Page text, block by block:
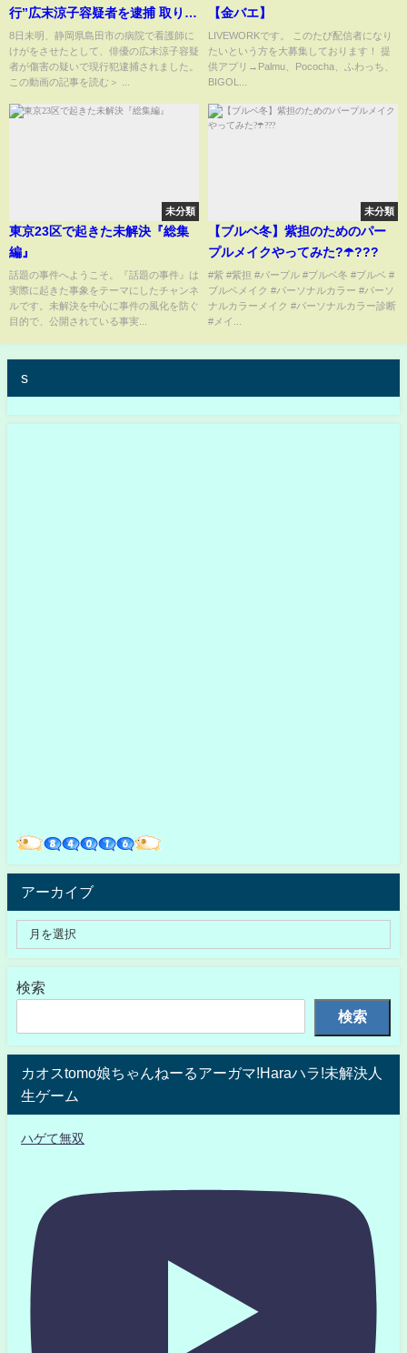
行”広末涼子容疑者を逮捕 取り調
べ中の様子は…
8日未明、静岡県島田市の病院で看護師に
けがをさせたとして、俳優の広末涼子容疑
者が傷害の疑いで現行犯逮捕されました。
この動画の記事を読む＞ ...
【金バエ】
LIVEWORKです。 このたび配信者になり
たいという方を大募集しております！ 提
供アプリ→Palmu、Pococha、ふわっち、
BIGOL...
未分類
東京23区で起きた未解決『総集
編』
話題の事件へようこそ。『話題の事件』は
実際に起きた事象をテーマにしたチャンネ
ルです。未解決を中心に事件の風化を防ぐ
目的で、公開されている事実...
未分類
【ブルベ冬】紫担のためのパー
プルメイクやってみた?☂️???
#紫 #紫担 #パープル #ブルベ冬 #ブルベ #
ブルベメイク #パーソナルカラー #パーソ
ナルカラーメイク #パーソナルカラー診断
#メイ...
s
アーカイブ
検索
検索
カオスtomo娘ちゃんねーるアーガマ!Haraハラ!未解決人
生ゲーム
ハゲて無双